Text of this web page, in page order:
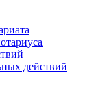
действий